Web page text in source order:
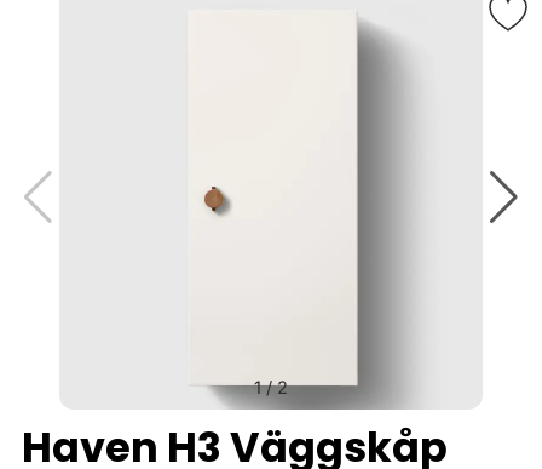
1/2
Haven H3 Väggskåp